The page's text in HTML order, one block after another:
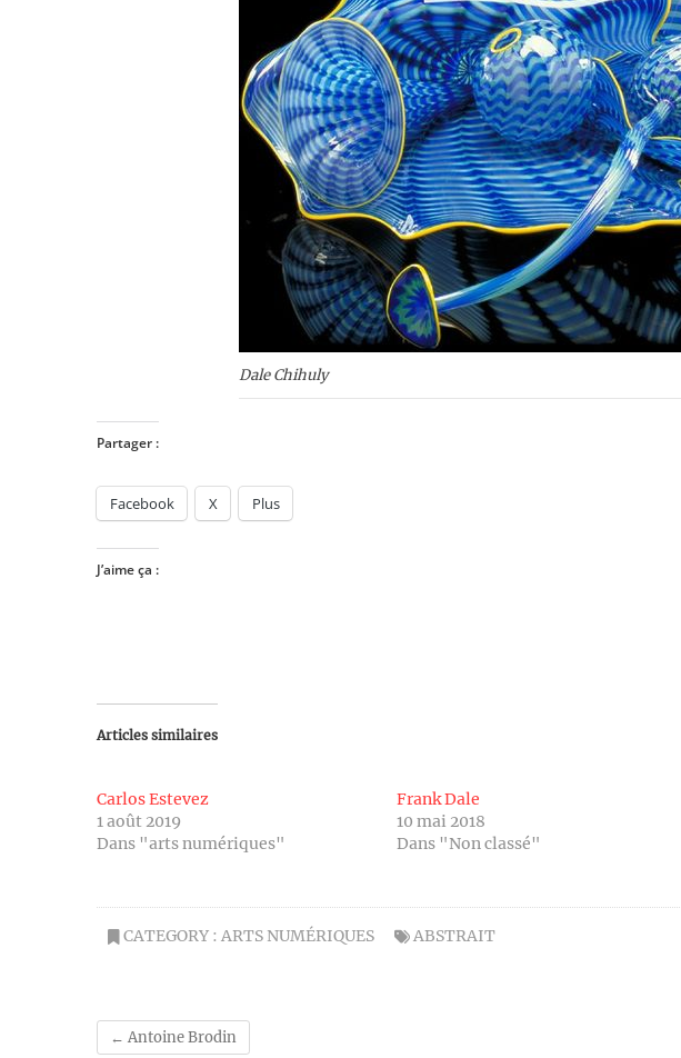
Dale Chihuly
Partager :
Facebook X Plus
J’aime ça :
Articles similaires
Carlos Estevez
1 août 2019
Dans "arts numériques"
Frank Dale
10 mai 2018
Dans "Non classé"
CATEGORY : ARTS NUMÉRIQUES ABSTRAIT
← Antoine Brodin